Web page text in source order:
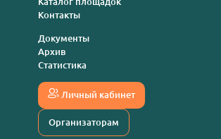
Контакты
Документы
Архив
Статистика
Личный кабинет
Организаторам